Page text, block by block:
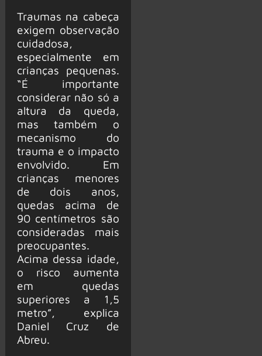
Traumas na cabeça
exigem observação
cuidadosa,
especialmente em
crianças pequenas.
“É importante
considerar não só a
altura da queda,
mas também o
mecanismo do
trauma e o impacto
envolvido. Em
crianças menores
de dois anos,
quedas acima de
90 centímetros são
consideradas mais
preocupantes.
Acima dessa idade,
o risco aumenta
em quedas
superiores a 1,5
metro”, explica
Daniel Cruz de
Abreu.